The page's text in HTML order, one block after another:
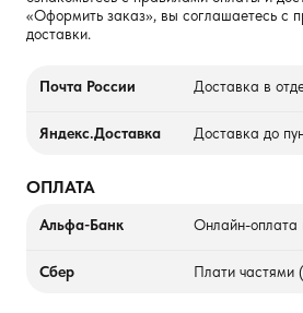
«Оформить заказ», вы соглашаетесь с
доставки.
Почта России Доставка в
Яндекс.Доставка Доставка до
ОПЛАТА
Альфа-Банк Онлайн-оплата
Сбер Плати частями